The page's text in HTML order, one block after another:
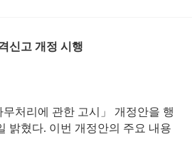
신고 개정 시행
처리에 관한 고시」 개정안을 행
밝혔다. 이번 개정안의 주요 내용